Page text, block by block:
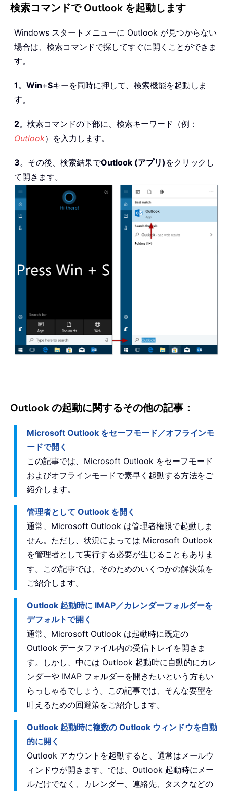
検索コマンドで Outlook を起動します
Windows スタートメニューに Outlook が見つからない
場合は、検索コマンドで探してすぐに開くことができま
す。
1。 Win+Sキーを同時に押して、検索機能を起動しま
す。
2。検索コマンドの下部に、検索キーワード（例：
Outlook）を入力します。
3。その後、検索結果でOutlook (アプリ) をクリックし
て開きます。
Outlook の起動に関するその他の記事：
Microsoft Outlook をセーフモード／オフラインモ
ードで開く
この記事では、Microsoft Outlook をセーフモード
およびオフラインモードで素早く起動する方法をご
紹介します。
管理者として Outlook を開く
通常、Microsoft Outlook は管理者権限で起動しま
せん。ただし、状況によっては Microsoft Outlook
を管理者として実行する必要が生じることもありま
す。この記事では、そのためのいくつかの解決策を
ご紹介します。
Outlook 起動時に IMAP／カレンダーフォルダーを
デフォルトで開く
通常、Microsoft Outlook は起動時に既定の
Outlook データファイル内の受信トレイを開きま
す。しかし、中には Outlook 起動時に自動的にカレ
ンダーや IMAP フォルダーを開きたいという方もい
らっしゃるでしょう。この記事では、そんな要望を
叶えるための回避策をご紹介します。
Outlook 起動時に複数の Outlook ウィンドウを自動
的に開く
Outlook アカウントを起動すると、通常はメールウ
ィンドウが開きます。では、Outlook 起動時にメー
ルだけでなく、カレンダー、連絡先、タスクなどの